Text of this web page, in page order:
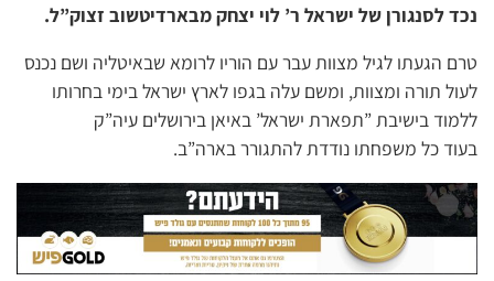
נכד לסנגורן של ישראל ר’ לוי יצחק מבארדיטשוב זצוק”ל.
טרם הגעתו לגיל מצוות עבר עם הוריו לרומא שבאיטליה ושם נכנס
לעול תורה ומצוות, ומשם עלה בגפו לארץ ישראל בימי בחרותו
ללמוד בישיבת ”תפארת ישראל’ באיאן בירושלים עיה”ק
בעוד כל משפחתו נודדת להתגורר בארה”ב.